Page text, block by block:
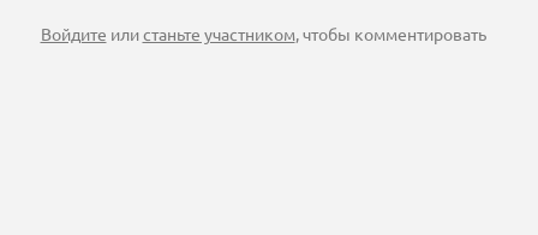
Войдите илистаньте участником, чтобы комментировать